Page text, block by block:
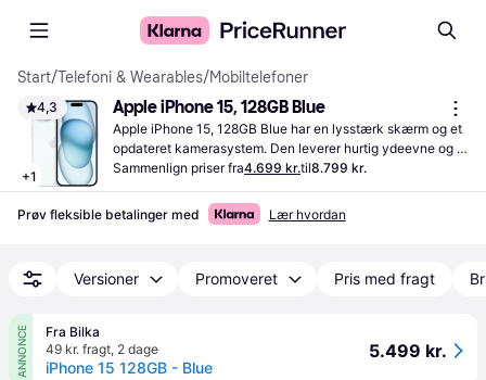
Start/Telefoni & Wearables/Mobiltelefoner
4,3
+1
Apple iPhone 15, 128GB Blue
Apple iPhone 15, 128GB Blue har en lysstærk skærm og et
opdateret kamerasystem. Den leverer hurtig ydeevne og
rigelig lagerplads til dine behov.
Sammenlign priser fra4.699 kr.til8.799 kr.
Prøv fleksible betalinger med Lær hvordan
Versioner Promoveret Pris med fragt
ANNONCE
Fra Bilka
49 kr. fragt, 2 dage
iPhone 15 128GB - Blue
5.499 kr.